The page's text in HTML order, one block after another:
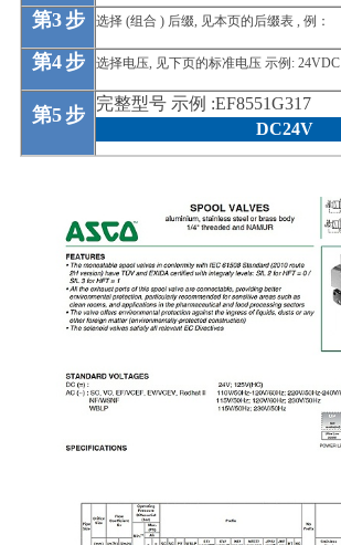
第3步 选择 (组合 ) 后缀 见本页的后缀表 例：
第4步 选择电压, 见下页的标准电压 示例: 24VDC
第5步
完整型号 示例 :EF8551G317
DC24V